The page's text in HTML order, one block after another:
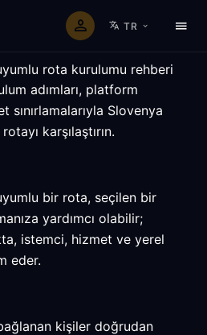
TR
rota kurulumu rehberi
adımları, platform
sınırlamalarıyla Slovenya
karşılaştırın.
bir rota, seçilen bir
yardımcı olabilir;
istemci, hizmet ve yerel
eder.
kişiler doğrudan